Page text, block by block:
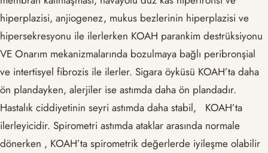
hiperplazisi, anjiogenez, mukus bezlerinin hiperplazisi ve
hipersekresyonu ile ilerlerken KOAH parankim destrüksiyonu
VE Onarım mekanizmalarında bozulmaya bağlı peribronşial
ve intertisyel fibrozis ile ilerler. Sigara öyküsü KOAH’ta daha
ön plandayken, alerjiler ise astımda daha ön plandadır.
Hastalık ciddiyetinin seyri astımda daha stabil, KOAH’ta
ilerleyicidir. Spirometri astımda ataklar arasında normale
dönerken , KOAH’ta spirometrik değerlerde iyileşme olabilir